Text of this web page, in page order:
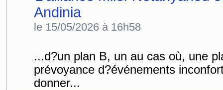
Andinia
le 15/05/2026 à 16h58
...d?un plan B, un au cas où, une
prévoyance d?événements
donner...